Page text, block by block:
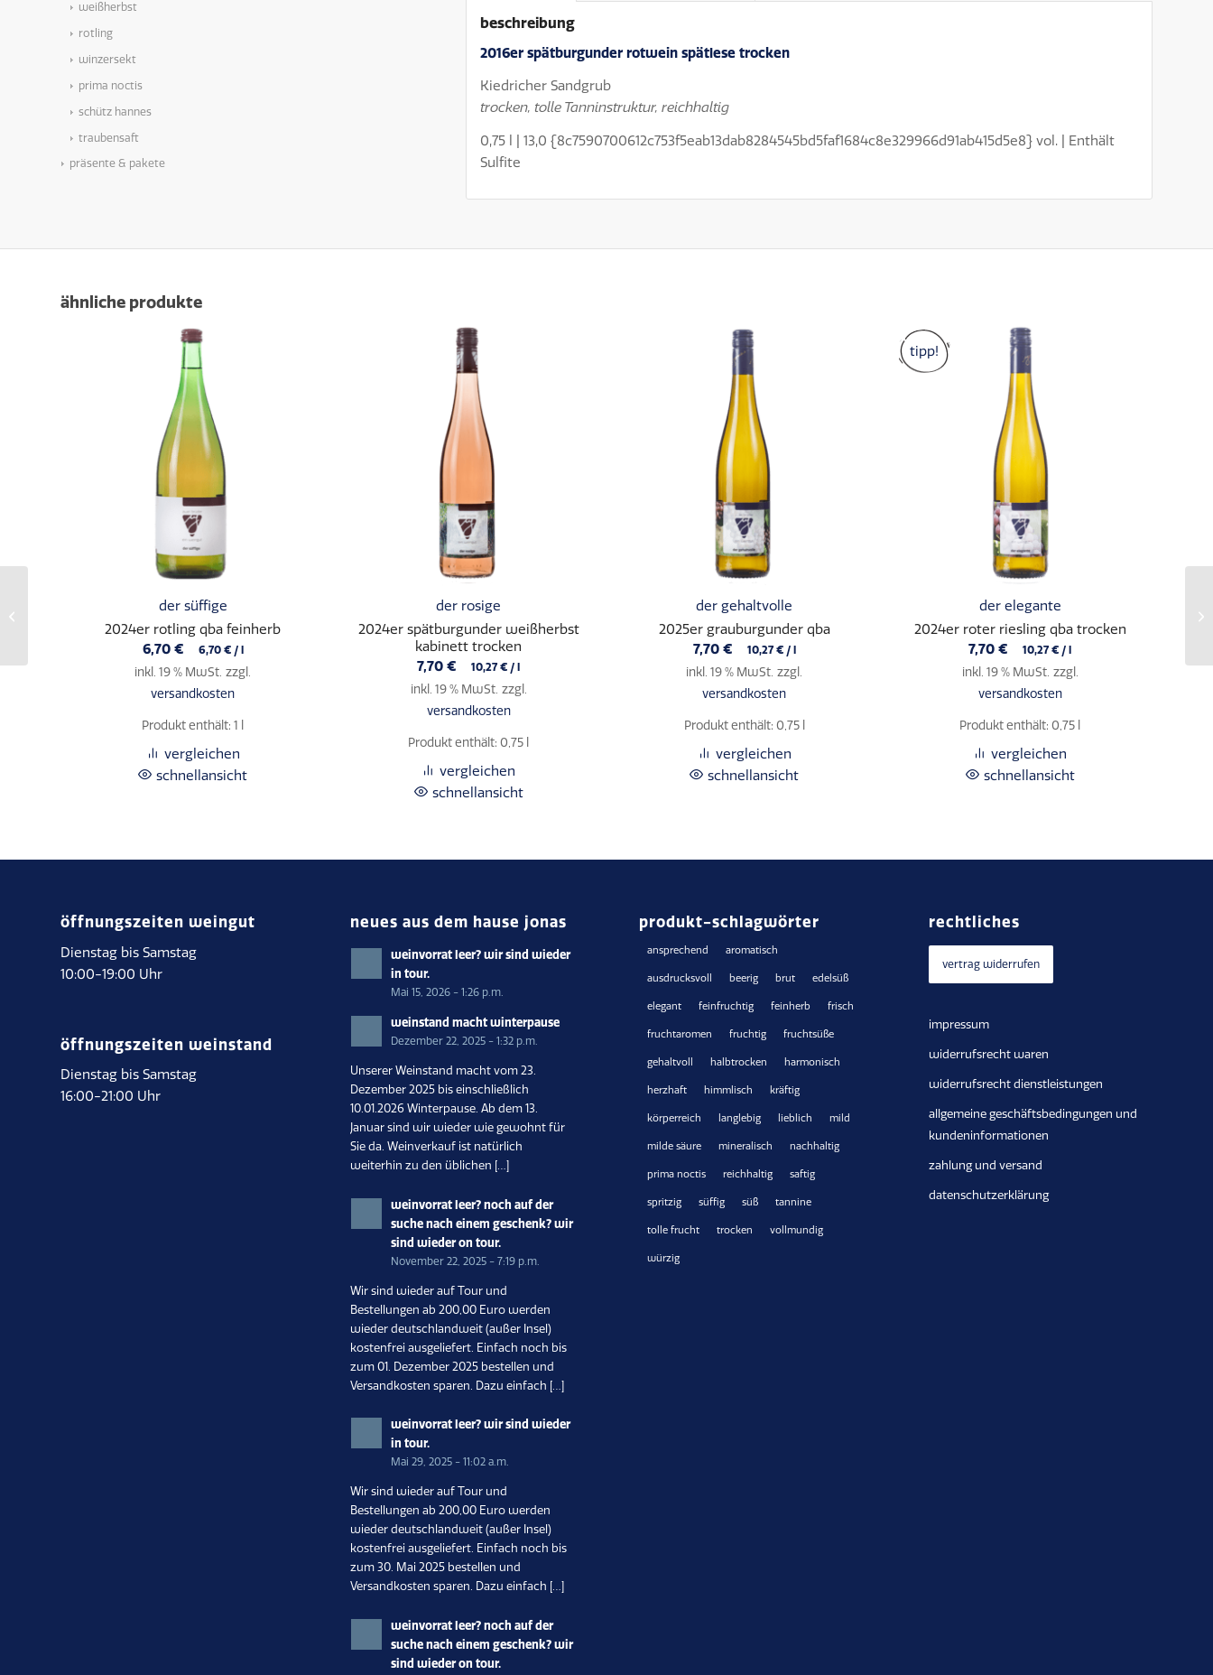
weißherbst
rotling
winzersekt
prima noctis
schütz hannes
traubensaft
präsente & pakete
beschreibung
2016er spätburgunder rotwein spätlese trocken
Kiedricher Sandgrub
trocken, tolle Tanninstruktur, reichhaltig
0,75 l | 13,0 {8c7590700612c753f5eab13dab8284545bd5faf1684c8e329966d91ab415d5e8} vol. | Enthält
Sulfite
ähnliche produkte
der süffige
2024er rotling qba feinherb
6,70 € 6,70 €/ l
inkl. 19 % MwSt. zzgl.
versandkosten
Produkt enthält: 1
vergleichen
schnellansicht
der rosige
2024er spätburgunder weißherbst
kabinett trocken
7,70€ 10,27€ /l
inkl. 19 % MwSt. zzgl.
versandkosten
Produkt enthält: 0,75
vergleichen
schnellansicht
der gehaltvolle
2025er grauburgunder qba
7,70 € 10,27 €/ l
inkl. 19 % MwSt. zzgl.
versandkosten
Produkt enthält: 0,75
vergleichen
schnellansicht
tipp!
der elegante
2024er roter riesling qba trocken
7,70€ 10,27€ /l
inkl. 19 % MwSt. zzgl.
versandkosten
Produkt enthält: 0,75
vergleichen
schnellansicht
öffnungszeiten weingut
Dienstag bis Samstag
10:00-19:00 Uhr
öffnungszeiten weinstand
Dienstag bis Samstag
16:00-21:00 Uhr
neues aus dem hause jonas
weinvorrat leer? wir sind wieder
in tour.
Mai 15, 2026 - 1:26 p.m.
weinstand macht winterpause
Dezember 22, 2025 - 1:32 p.m.
Unserer Weinstand macht vom 23.
Dezember 2025 bis einschließlich
10.01.2026 Winterpause. Ab dem 13.
Januar sind wir wieder wie gewohnt für
Sie da. Weinverkauf ist natürlich
weiterhin zu den üblichen […]
weinvorrat leer? noch auf der
suche nach einem geschenk? wir
sind wieder on tour.
November 22, 2025 - 7:19 p.m.
Wir sind wieder auf Tour und
Bestellungen ab 200,00 Euro werden
wieder deutschlandweit (außer Insel)
kostenfrei ausgeliefert. Einfach noch bis
zum 01. Dezember 2025 bestellen und
Versandkosten sparen. Dazu einfach […]
weinvorrat leer? wir sind wieder
in tour.
Mai 29, 2025 - 11:02 a.m.
Wir sind wieder auf Tour und
Bestellungen ab 200,00 Euro werden
wieder deutschlandweit (außer Insel)
kostenfrei ausgeliefert. Einfach noch bis
zum 30. Mai 2025 bestellen und
Versandkosten sparen. Dazu einfach […]
weinvorrat leer? noch auf der
suche nach einem geschenk? wir
sind wieder on tour.
produkt-schlagwörter
ansprechend aromatisch
ausdrucksvoll beerig brut edelsüß
elegant feinfruchtig feinherb frisch
fruchtaromen fruchtig fruchtsüße
gehaltvoll halbtrocken harmonisch
herzhaft himmlisch kräftig
körperreich langlebig lieblich mild
milde säure mineralisch nachhaltig
prima noctis reichhaltig saftig
spritzig süffig süß tannine
tolle frucht trocken vollmundig
würzig
rechtliches
vertrag widerrufen
impressum
widerrufsrecht waren
widerrufsrecht dienstleistungen
allgemeine geschäftsbedingungen und
kundeninformationen
zahlung und versand
datenschutzerklärung
2016er spätburgunder rosé kabinett
feinherb (0,75 l)